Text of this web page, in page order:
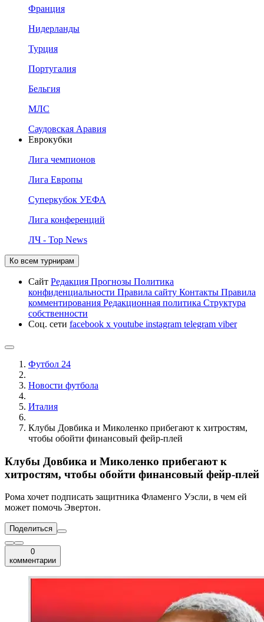
Франция
Нидерланды
Турция
Португалия
Бельгия
МЛС
Саудовская Аравия
Еврокубки
Лига чемпионов
Лига Европы
Суперкубок УЕФА
Лига конференций
ЛЧ - Top News
Ко всем турнирам
Сайт Редакция Прогнозы Политика
конфиденциальности Правила сайту Контакты Правила
комментирования Редакционная политика Структура
собственности
Соц. сети facebook x youtube instagram telegram viber
Футбол 24
Новости футбола
Италия
Клубы Довбика и Миколенко прибегают к хитростям,
чтобы обойти финансовый фейр-плей
Клубы Довбика и Миколенко прибегают к
хитростям, чтобы обойти финансовый фейр-плей
Рома хочет подписать защитника Фламенго Уэсли, в чем ей
может помочь Эвертон.
Поделиться
0
комментарии